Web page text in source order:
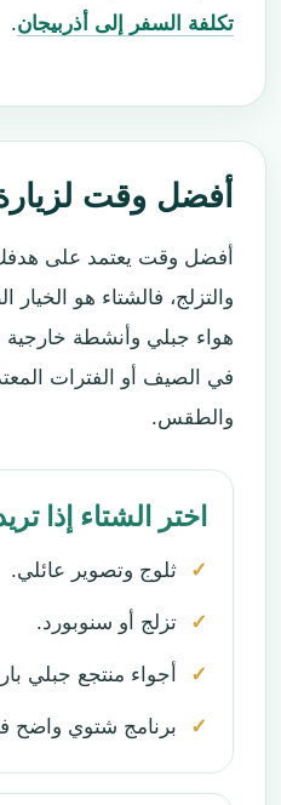
تكلفة السفر إلى أذربيجان.
أفضل وقت
أفضل وقت يعتمد على
والتزلج، فالشتاء هو
هواء جبلي وأنشطة خارجية
في الصيف أو الفترات
والطقس.
اختر الشتاء إذا
ثلوج وتصوير عائلي.
تزلج أو سنوبورد.
أجواء منتجع جبلي
برنامج شتوي واضح